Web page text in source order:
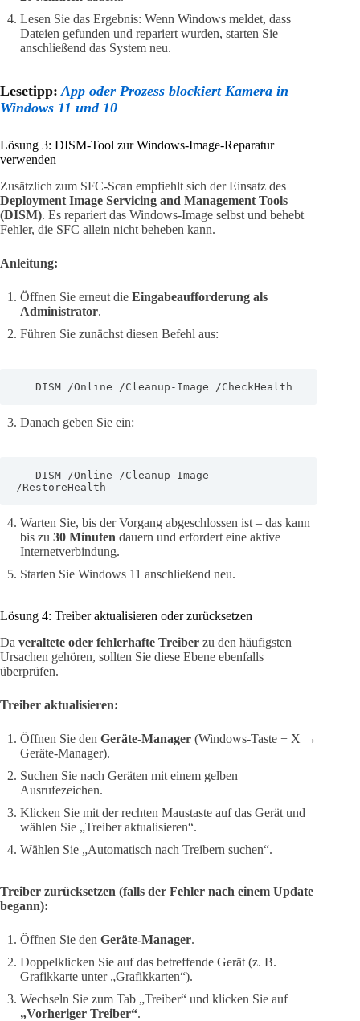
Lesen Sie das Ergebnis: Wenn Windows meldet, dass
Dateien gefunden und repariert wurden, starten Sie
anschließend das System neu.
Lesetipp: App oder Prozess blockiert Kamera in
Windows 11 und 10
Lösung 3: DISM-Tool zur Windows-Image-Reparatur
verwenden
Zusätzlich zum SFC-Scan empfiehlt sich der Einsatz des
Deployment Image Servicing and Management Tools
(DISM). Es repariert das Windows-Image selbst und behebt
Fehler, die SFC allein nicht beheben kann.
Anleitung:
Öffnen Sie erneut die Eingabeaufforderung als
Administrator.
Führen Sie zunächst diesen Befehl aus:
   DISM /Online /Cleanup-Image /CheckHealth
Danach geben Sie ein:
/RestoreHealth
Warten Sie, bis der Vorgang abgeschlossen ist – das kann
bis zu 30 Minuten dauern und erfordert eine aktive
Internetverbindung.
Starten Sie Windows 11 anschließend neu.
Lösung 4: Treiber aktualisieren oder zurücksetzen
Da veraltete oder fehlerhafte Treiber zu den häufigsten
Ursachen gehören, sollten Sie diese Ebene ebenfalls
überprüfen.
Treiber aktualisieren:
Öffnen Sie den Geräte-Manager (Windows-Taste + X →
Geräte-Manager).
Suchen Sie nach Geräten mit einem gelben
Ausrufezeichen.
Klicken Sie mit der rechten Maustaste auf das Gerät und
wählen Sie „Treiber aktualisieren“.
Wählen Sie „Automatisch nach Treibern suchen“.
Treiber zurücksetzen (falls der Fehler nach einem Update
begann):
Öffnen Sie den Geräte-Manager.
Doppelklicken Sie auf das betreffende Gerät (z. B.
Grafikkarte unter „Grafikkarten“).
Wechseln Sie zum Tab „Treiber“ und klicken Sie auf
„Vorheriger Treiber“.